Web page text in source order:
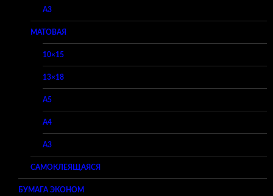
A3
МАТОВАЯ
10×15
13×18
A5
A4
A3
САМОКЛЕЯЩАЯСЯ
БУМАГА ЭКОНОМ